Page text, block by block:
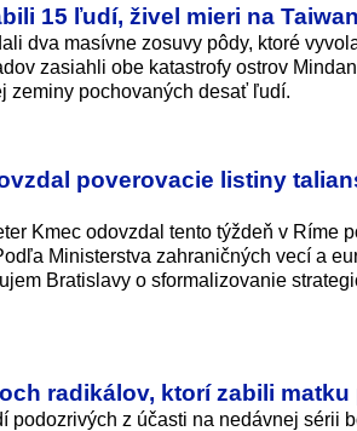
15 ľudí, živel mieri na
dva masívne zosuvy pôdy, ktoré
zasiahli obe katastrofy ostrov
zeminy pochovaných desať ľudí.
poverovacie listiny
Kmec odovzdal tento týždeň v Ríme
Ministerstva zahraničných vecí a
Bratislavy o sformalizovanie
radikálov, ktorí zabili
z účasti na nedávnej sérii